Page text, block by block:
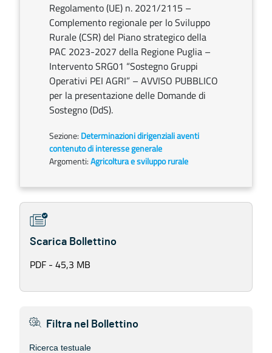
Regolamento (UE) n. 2021/2115 –
Complemento regionale per lo Sviluppo
Rurale (CSR) del Piano strategico della
PAC 2023-2027 della Regione Puglia –
Intervento SRG01 “Sostegno Gruppi
Operativi PEI AGRI” – AVVISO PUBBLICO
per la presentazione delle Domande di
Sostegno (DdS).
Sezione: Determinazioni dirigenziali aventi
contenuto di interesse generale
Argomenti:Agricoltura e sviluppo rurale
Scarica Bollettino
PDF - 45,3 MB
Filtra nel Bollettino
Ricerca testuale